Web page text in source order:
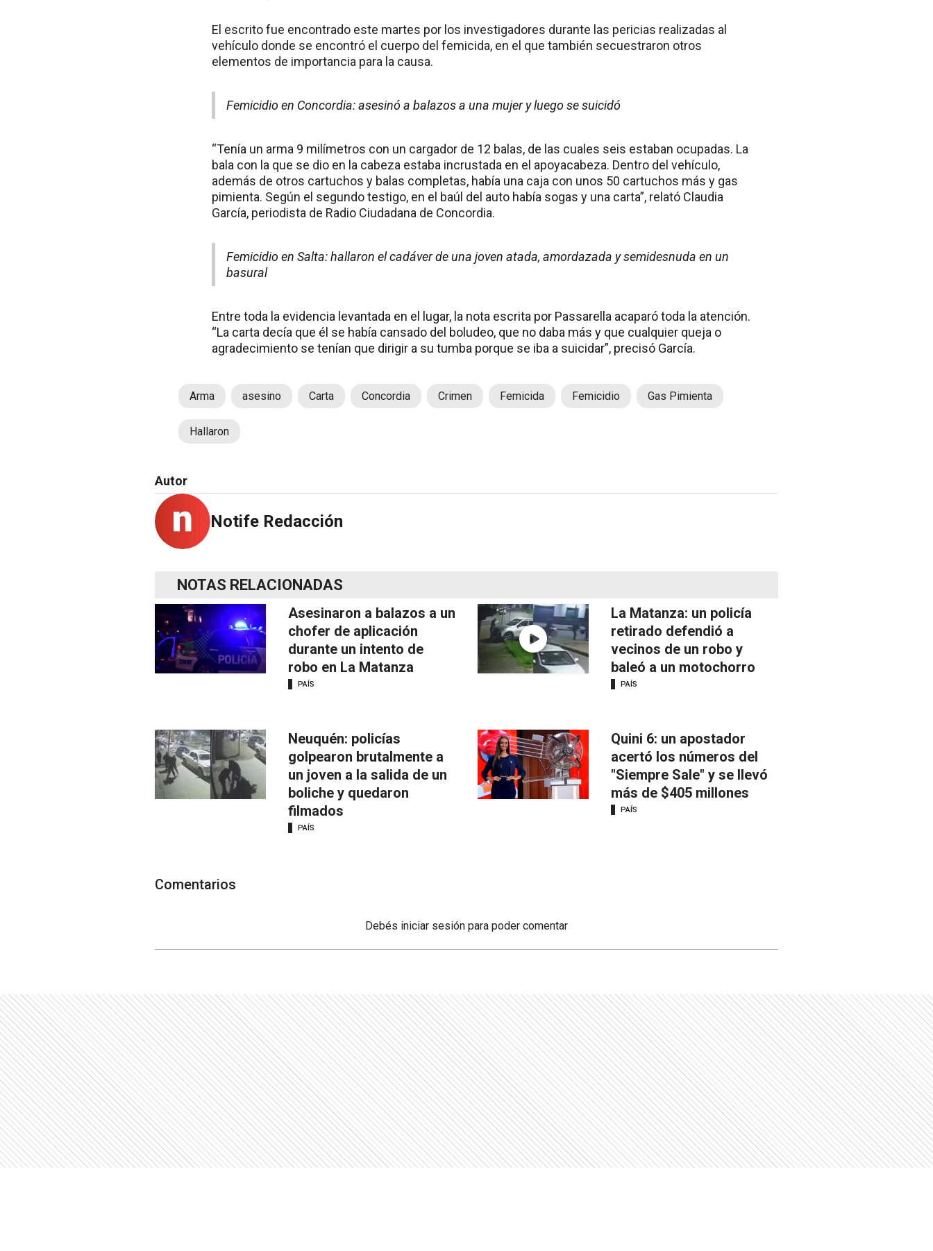
El escrito fue encontrado este martes por los investigadores durante las pericias realizadas al
vehículo donde se encontró el cuerpo del femicida, en el que también secuestraron otros
elementos de importancia para la causa.
Femicidio en Concordia: asesinó a balazos a una mujer y luego se suicidó
“Tenía un arma 9 milímetros con un cargador de 12 balas, de las cuales seis estaban ocupadas. La
bala con la que se dio en la cabeza estaba incrustada en el apoyacabeza. Dentro del vehículo,
además de otros cartuchos y balas completas, había una caja con unos 50 cartuchos más y gas
pimienta. Según el segundo testigo, en el baúl del auto había sogas y una carta”, relató Claudia
García, periodista de Radio Ciudadana de Concordia.
Femicidio en Salta: hallaron el cadáver de una joven atada, amordazada y semidesnuda en un
basural
Entre toda la evidencia levantada en el lugar, la nota escrita por Passarella acaparó toda la atención.
“La carta decía que él se había cansado del boludeo, que no daba más y que cualquier queja o
agradecimiento se tenían que dirigir a su tumba porque se iba a suicidar”, precisó García.
Arma asesino Carta Concordia Crimen Femicida Femicidio Gas Pimienta
Hallaron
Autor
Notife Redacción
NOTAS RELACIONADAS
Asesinaron a balazos a un
chofer de aplicación
durante un intento de
robo en La Matanza
PAÍS
La Matanza: un policía
retirado defendió a
vecinos de un robo y
baleó a un motochorro
PAÍS
Neuquén: policías
golpearon brutalmente a
un joven a la salida de un
boliche y quedaron
filmados
PAÍS
Quini 6: un apostador
acertó los números del
"Siempre Sale" y se llevó
más de $405 millones
PAÍS
Comentarios
Debés iniciar sesión para poder comentar